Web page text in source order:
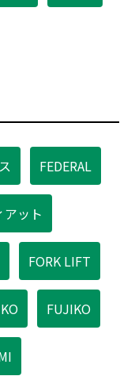
FEDERAL
アット
FORK LIFT
FUJIKO